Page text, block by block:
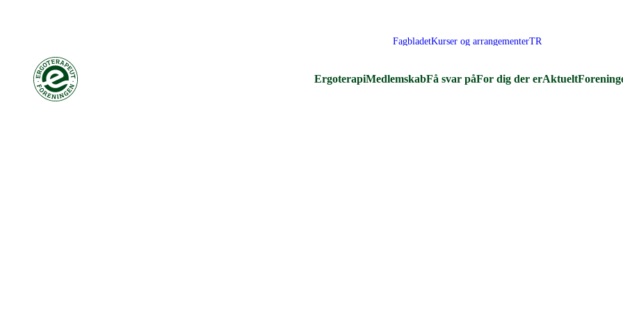
FagbladetKurser og arrangementerTR
ErgoterapiMedlemskabFå svar påFor dig der erAktuelt